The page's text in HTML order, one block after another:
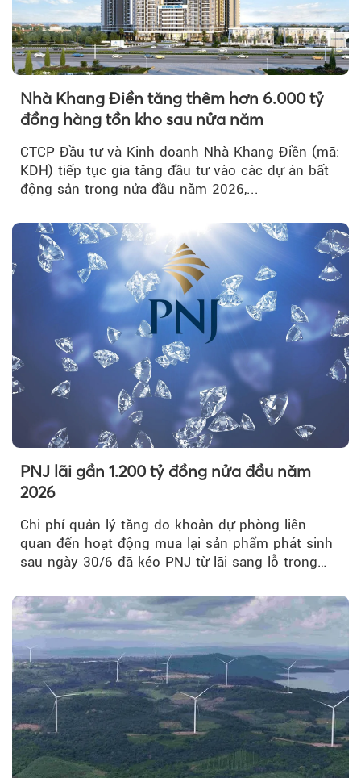
Nhà Khang Điền tăng thêm hơn 6.000 tỷ
đồng hàng tồn kho sau nửa năm
CTCP Đầu tư và Kinh doanh Nhà Khang Điền (mã:
KDH) tiếp tục gia tăng đầu tư vào các dự án bất
động sản trong nửa đầu năm 2026,...
PNJ lãi gần 1.200 tỷ đồng nửa đầu năm
2026
Chi phí quản lý tăng do khoản dự phòng liên
quan đến hoạt động mua lại sản phẩm phát sinh
sau ngày 30/6 đã kéo PNJ từ lãi sang lỗ trong